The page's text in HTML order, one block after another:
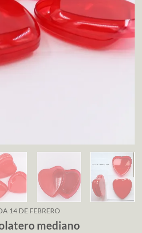
14 DE FEBRERO
mediano